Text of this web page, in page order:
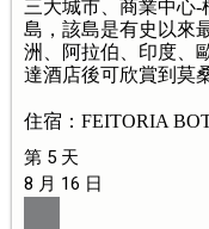
三大城市、商業中心
島，該島是有史以來
洲、阿拉伯、印度、
達酒店後可欣賞到莫
住宿：FEITORIA
第 5 天
8 月 16 日